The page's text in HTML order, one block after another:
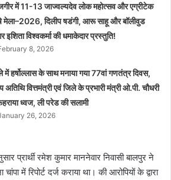
में 11-13 जाज्वल्यदेव लोक महोत्सव और एग्रीटेक
मेला–2026, दिलीप षडंगी, आरू साहू और बॉलीवुड
इशिता विश्वकर्मा की धमाकेदार प्रस्तुति!
8, 2026
में हर्षोल्लास के साथ मनाया गया 77वां गणतंत्र दिवस,
अतिथि वित्तमंत्री एवं जिले के प्रभारी मंत्री ओ.पी. चौधरी
ध्वज, ली परेड की सलामी
26, 2026
प्रार्थी रमेश कुमार माननेवार निवासी बालपुर ने
में रिपोर्ट दर्ज कराया था। की आरोपियों के द्वारा